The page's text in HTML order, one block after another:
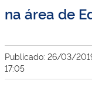
na área de
Publicado: 26/03/
17:05